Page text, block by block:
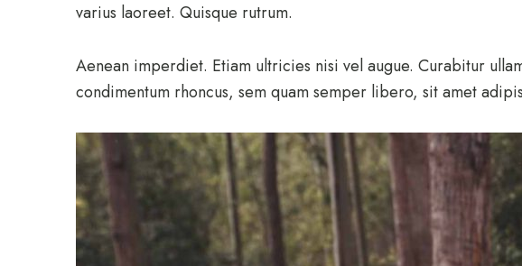
varius laoreet. Quisque rutrum.
Aenean imperdiet. Etiam ultricies nisi vel augue. Curabitur
condimentum rhoncus, sem quam semper libero, sit amet